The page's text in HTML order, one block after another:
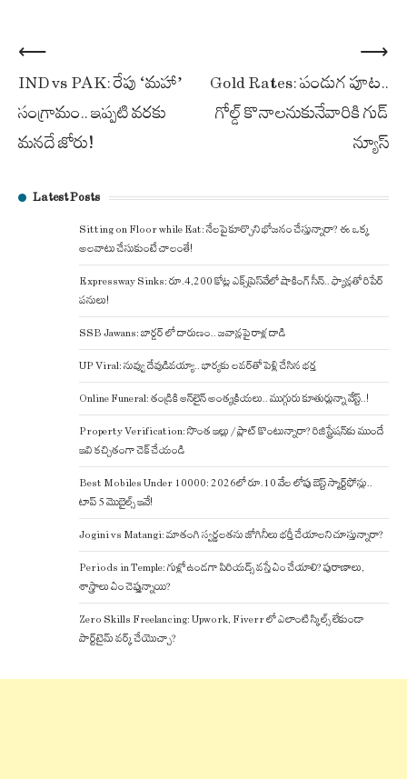
Post
navigation
⟵
IND vs PAK: రేపు ‘మహా’
సంగ్రామం.. ఇప్పటి వరకు
మనదే జోరు!
Gold Rates: పండుగ పూట..
గోల్డ్ కొనాలనుకునేవారికి గుడ్
న్యూస్
⟶
Latest Posts
Sitting on Floor while Eat: నేలపై కూర్చొని భోజనం చేస్తున్నారా? ఈ ఒక్క
అలవాటు చేసుకుంటే చాలంతే!
Expressway Sinks: రూ.4,200 కోట్ల ఎక్స్‌ప్రెస్‌వేలో షాకింగ్ సీన్.. ఫ్యాన్లతో రిపేర్
పనులు!
SSB Jawans: బార్డర్ లో దారుణం.. జవాన్లపై రాళ్ల దాడి
UP Viral: నువ్వు దేవుడివయ్యా.. భార్యకు లవర్‌తో పెళ్లి చేసిన భర్త
Online Funeral: తండ్రికి ఆన్‌లైన్ అంత్యక్రియలు.. ముగ్గురు కూతుర్లున్నా వేస్ట్..!
Property Verification: సొంత ఇల్లు / ప్లాట్ కొంటున్నారా? రిజిస్ట్రేషన్‌కు ముందే
ఇవి కచ్చితంగా చెక్ చేయండి
Best Mobiles Under 10000: 2026లో రూ.10 వేల లోపు బెస్ట్ స్మార్ట్‌ఫోన్లు..
టాప్ 5 మొబైల్స్ ఇవే!
Jogini vs Matangi: మాతంగి స్వర్ణలతను జోగినీలు భర్తీ చేయాలని చూస్తున్నారా?
Periods in Temple: గుళ్లో ఉండగా పిరియడ్స్ వస్తే ఏం చేయాలి? పురాణాలు,
శాస్త్రాలు ఏం చెప్తున్నాయి?
Zero Skills Freelancing: Upwork, Fiverr లో ఎలాంటి స్కిల్స్ లేకుండా
పార్ట్‌టైమ్ వర్క్ చేయొచ్చా?